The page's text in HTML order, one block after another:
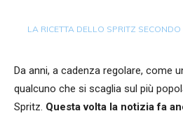
LA RICETTA DELLO SPRITZ SECONDO
Da anni, a cadenza regolare, come
qualcuno che si scaglia sul più
Spritz. Questa volta la notizia fa